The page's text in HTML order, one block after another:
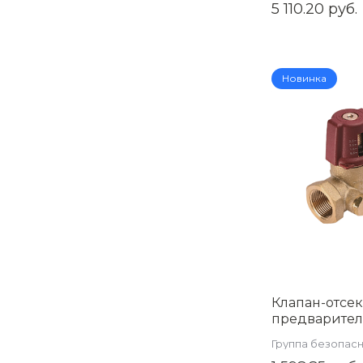
(ZEISSLER)
5 110.20 руб.
Новинка
Клапан-
Группа